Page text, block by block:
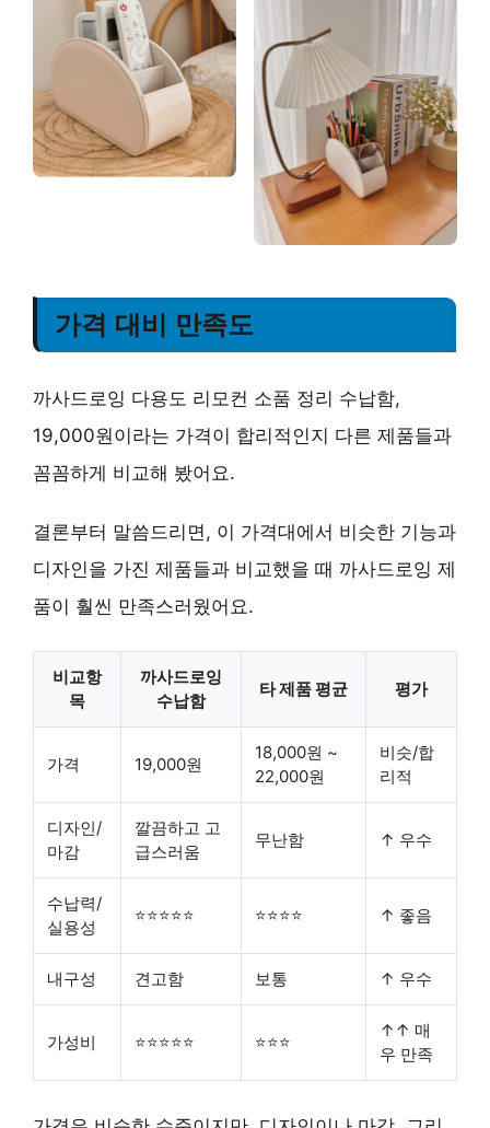
가격 대비 만족도
까사드로잉 다용도 리모컨 소품 정리 수납함,
19,000원이라는 가격이 합리적인지 다른 제품들과
꼼꼼하게 비교해 봤어요.
결론부터 말씀드리면, 이 가격대에서 비슷한 기능과
디자인을 가진 제품들과 비교했을 때 까사드로잉 제
품이 훨씬 만족스러웠어요.
비교항
목
까사드로잉
수납함
타 제품 평균 평가
가격 19,000원
18,000원 ~
22,000원
비슷/합
리적
디자인/
마감
깔끔하고 고
급스러움
무난함 ↑ 우수
수납력/
실용성
⭐⭐⭐⭐⭐ ⭐⭐⭐⭐ ↑ 좋음
내구성 견고함 보통 ↑ 우수
가성비 ⭐⭐⭐⭐⭐ ⭐⭐⭐
↑↑ 매
우 만족